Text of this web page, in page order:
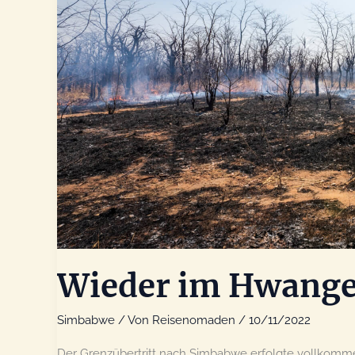
Wieder im
Simbabwe / Von Reisenomaden / 10/11/2022